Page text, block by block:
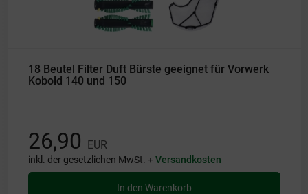
18 Beutel Filter Duft Bürste geeignet für Vorwerk
Kobold 140 und 150
26,90 EUR
inkl. der gesetzlichen MwSt. +Versandkosten
In den Warenkorb